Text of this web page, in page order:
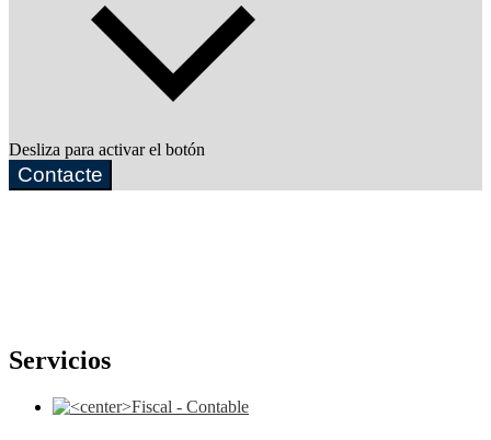
Desliza para activar el botón
Contacte
Servicios